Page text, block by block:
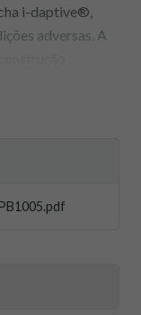
i-daptive®,
adversas. A
ajuste
descargas